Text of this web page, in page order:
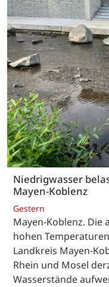
Niedrigwasser
Mayen-Koblenz
Gestern
Mayen-Koblenz. Die
hohen
Landkreis Mayen-
Rhein und Mosel
Wasserstände